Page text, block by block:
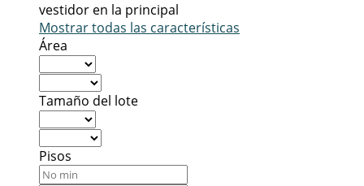
vestidor en la principal
Mostrar todas las características
Área
Tamaño del lote
Pisos